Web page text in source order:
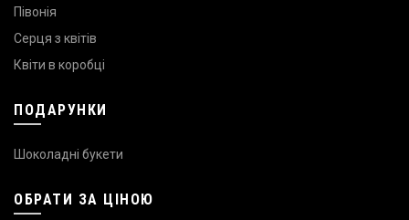
Півонія
Серця з квітів
Квіти в коробці
ПОДАРУНКИ
Шоколадні букети
ОБРАТИ ЗА ЦІНОЮ